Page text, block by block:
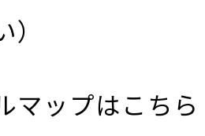
マップはこちら